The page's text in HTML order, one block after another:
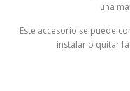
una
Este accesorio se puede
instalar o quitar